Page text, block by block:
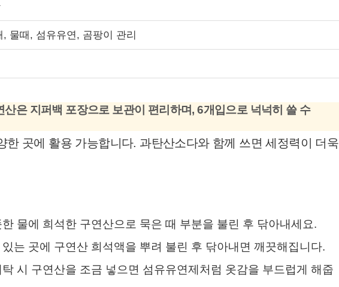
, 물때, 섬유유연, 곰팡이 관리
산은 지퍼백 포장으로 보관이 편리하며, 6개입으로 넉넉히 쓸 수
한 곳에 활용 가능합니다. 과탄산소다와 함께 쓰면 세정력이 더욱
한 물에 희석한 구연산으로 묵은 때 부분을 불린 후 닦아내세요.
있는 곳에 구연산 희석액을 뿌려 불린 후 닦아내면 깨끗해집니다.
탁 시 구연산을 조금 넣으면 섬유유연제처럼 옷감을 부드럽게 해줍